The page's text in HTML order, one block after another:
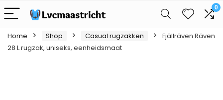
0
Home Shop Casual rugzakken
Fjällräven Räven
28 L rugzak, uniseks, eenheidsmaat